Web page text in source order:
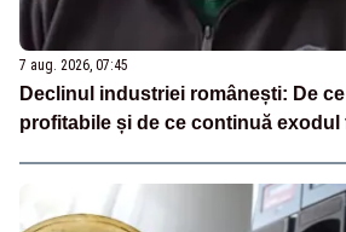
7 aug. 2026, 07:45
Declinul industriei românești: De
profitabile și de ce continuă exodul